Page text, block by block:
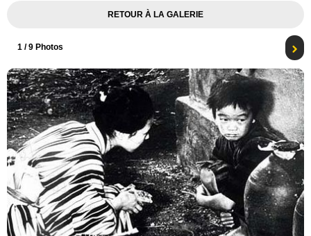
RETOUR À LA GALERIE
1 / 9 Photos